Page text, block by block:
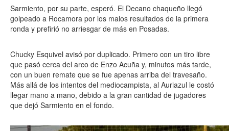
Sarmiento, por su parte, esperó. El Decano chaqueño llegó
golpeado a Rocamora por los malos resultados de la primera
ronda y prefirió no arriesgar de más en Posadas.
Chucky Esquivel avisó por duplicado. Primero con un tiro libre
que pasó cerca del arco de Enzo Acuña y, minutos más tarde,
con un buen remate que se fue apenas arriba del travesaño.
Más allá de los intentos del mediocampista, al Auriazul le costó
llegar mano a mano, debido a la gran cantidad de jugadores
que dejó Sarmiento en el fondo.